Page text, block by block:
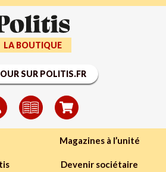
SUR POLITIS.FR
LA BOUTIQUE
Magazines à l’unité
Devenir sociétaire